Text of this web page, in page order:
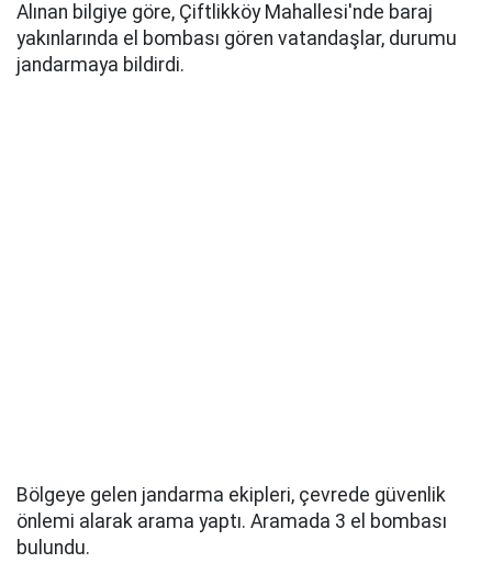
Alınan bilgiye göre, Çiftlikköy Mahallesi'nde baraj
yakınlarında el bombası gören vatandaşlar, durumu
jandarmaya bildirdi.
Bölgeye gelen jandarma ekipleri, çevrede güvenlik
önlemi alarak arama yaptı. Aramada 3 el bombası
bulundu.